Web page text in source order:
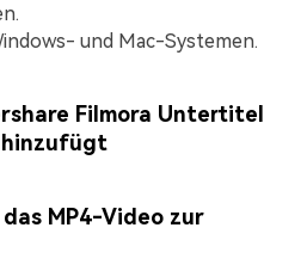
und Mac-Systemen.
Filmora Untertitel
hinzufügt
MP4-Video zur